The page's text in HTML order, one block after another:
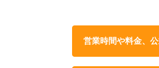
営業時間や料金、